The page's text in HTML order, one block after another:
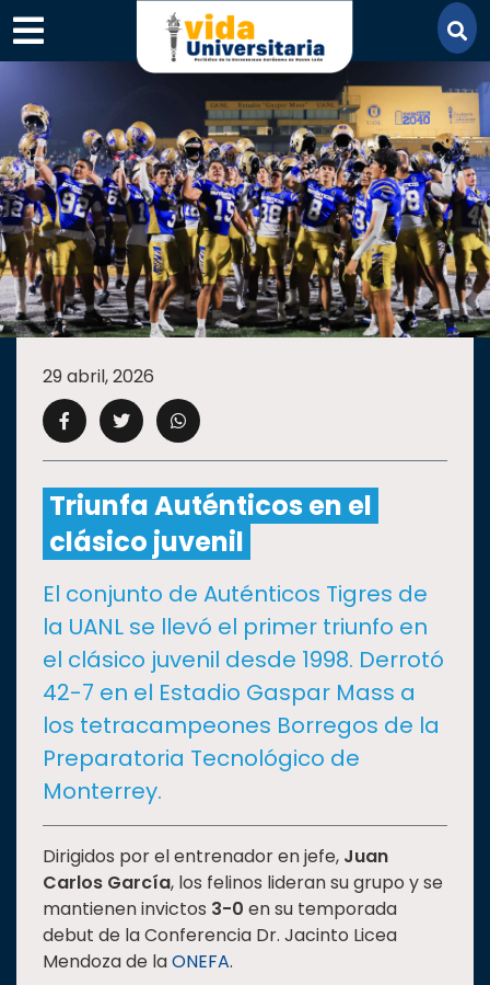
×
SECCIONES
ACADEMIA
CAMPUS UANL
CULTURA
DEPORTES
I+D+I EXPERTOS
SALUD
SUSTENTABILIDAD
TEMAS
Oferta
educativa
29 abril, 2026
Triunfa Auténticos en el
clásico juvenil
El conjunto de Auténticos Tigres de
la UANL se llevó el primer triunfo en
el clásico juvenil desde 1998. Derrotó
42-7 en el Estadio Gaspar Mass a
los tetracampeones Borregos de la
Preparatoria Tecnológico de
Monterrey.
Dirigidos por el entrenador en jefe, Juan
Carlos García, los felinos lideran su grupo y se
mantienen invictos 3-0 en su temporada
debut de la Conferencia Dr. Jacinto Licea
Mendoza de laONEFA.